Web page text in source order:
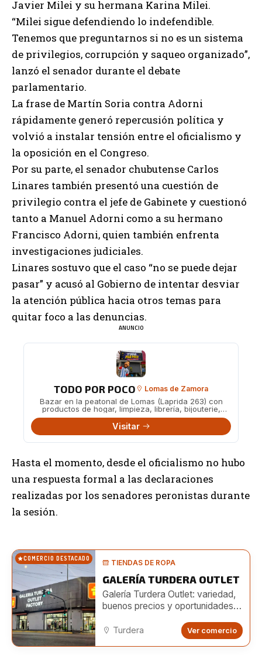
Javier Milei y su hermana Karina Milei.
“Milei sigue defendiendo lo indefendible.
Tenemos que preguntarnos si no es un sistema
de privilegios, corrupción y saqueo organizado”,
lanzó el senador durante el debate
parlamentario.
La frase de Martín Soria contra Adorni
rápidamente generó repercusión política y
volvió a instalar tensión entre el oficialismo y
la oposición en el Congreso.
Por su parte, el senador chubutense Carlos
Linares también presentó una cuestión de
privilegio contra el jefe de Gabinete y cuestionó
tanto a Manuel Adorni como a su hermano
Francisco Adorni, quien también enfrenta
investigaciones judiciales.
Linares sostuvo que el caso “no se puede dejar
pasar” y acusó al Gobierno de intentar desviar
la atención pública hacia otros temas para
quitar foco a las denuncias.
ANUNCIO
TODO POR POCO Lomas de Zamora
Bazar en la peatonal de Lomas (Laprida 263) con
productos de hogar, limpieza, librería, bijouterie,
juguetes y más a precios accesibles.
Visitar
Hasta el momento, desde el oficialismo no hubo
una respuesta formal a las declaraciones
realizadas por los senadores peronistas durante
la sesión.
COMERCIO DESTACADO TIENDAS DE ROPA
GALERÍA TURDERA OUTLET
Galería Turdera Outlet: variedad,
buenos precios y oportunidades
Turdera Ver comercio